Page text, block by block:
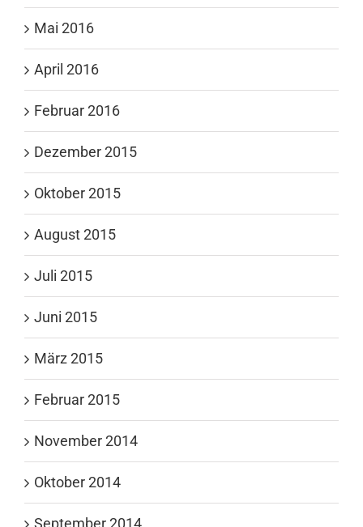
Mai 2016
April 2016
Februar 2016
Dezember 2015
Oktober 2015
August 2015
Juli 2015
Juni 2015
März 2015
Februar 2015
November 2014
Oktober 2014
September 2014